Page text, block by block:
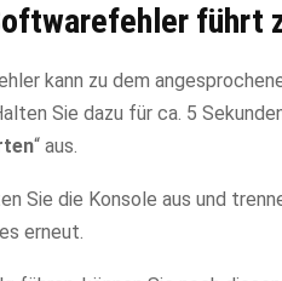
führt
kann zu dem
Sie dazu für ca. 5
“ aus.
Sie die Konsole aus und
erneut.